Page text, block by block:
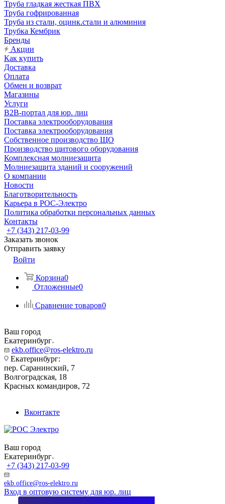
Труба гладкая жесткая ПВХ
Труба гофрированная
Труба из стали, оцинк.стали и алюминия
Трубка Кембрик
Бренды
Акции
Как купить
Доставка
Оплата
Обмен и возврат
Магазины
Услуги
B2B-портал для юр. лиц
Поставка электрооборудования
Поставка электрооборудования
Собственное производство ЩО
Производство щитового оборудования
Комплексная молниезащита
Молниезащита зданий и сооружений
О компании
Новости
Благотворительность
Карьера в РОС-Электро
Политика обработки персональных данных
Контакты
+7 (343) 217-03-99
Заказать звонок
Отправить заявку
Войти
Корзина0
Отложенные0
Сравнение товаров0
Ваш город
Екатеринбург
ekb.office@ros-elektro.ru
Екатеринбург:
пер. Саранинский, 7
Волгоградская, 18
Красных командиров, 72
Вконтакте
Ваш город
Екатеринбург
+7 (343) 217-03-99
ekb.office@ros-elektro.ru
Вход в оптовую систему для юр. лиц